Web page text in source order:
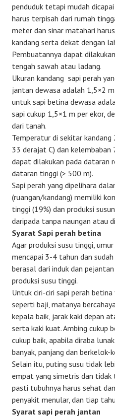
penduduk tetapi mudah
harus terpisah dari rumah
meter dan sinar matahari
kandang serta dekat dengan
Pembuatannya dapat
tengah sawah atau ladang.
Ukuran kandang sapi perah
jantan dewasa adalah 1,5×2
untuk sapi betina dewasa
sapi cukup 1,5×1 m per ekor,
dari tanah.
Temperatur di sekitar
33 derajat C) dan kelembaban
dapat dilakukan pada dataran
dataran tinggi (> 500 m).
Sapi perah yang dipelihara
(ruangan/kandang) memiliki
tinggi (19%) dan produksi
daripada tanpa naungan atau
Syarat Sapi perah betina
Agar produksi susu tinggi,
mencapai 3-4 tahun dan
berasal dari induk dan
produksi susu tinggi.
Untuk ciri-ciri sapi perah
seperti baji, matanya
kepala baik, jarak kaki depan
serta kaki kuat. Ambing cukup
cukup baik, apabila diraba
banyak, panjang dan berkelok-
Selain itu, puting susu tidak
empat yang simetris dan tidak
pasti tubuhnya harus sehat
penyakit menular, dan tiap
Syarat sapi perah jantan